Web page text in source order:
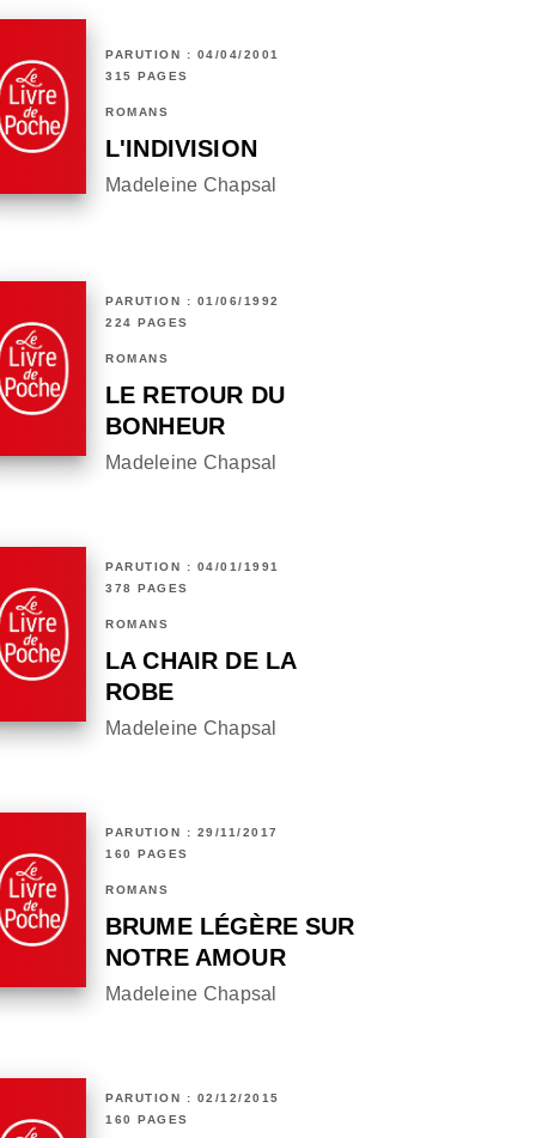
PARUTION : 04/04/2001
315 PAGES
ROMANS
L'INDIVISION
Madeleine Chapsal
PARUTION : 01/06/1992
224 PAGES
ROMANS
LE RETOUR DU
BONHEUR
Madeleine Chapsal
PARUTION : 04/01/1991
378 PAGES
ROMANS
LA CHAIR DE LA
ROBE
Madeleine Chapsal
PARUTION : 29/11/2017
160 PAGES
ROMANS
BRUME LÉGÈRE SUR
NOTRE AMOUR
Madeleine Chapsal
PARUTION : 02/12/2015
160 PAGES